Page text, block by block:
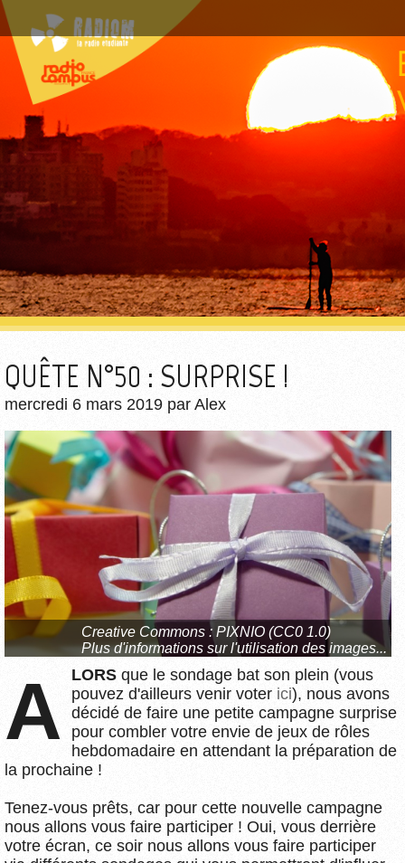
QUÊTE N°50 : SURPRISE !
mercredi 6 mars 2019 par Alex
Creative Commons : PIXNIO (CC0 1.0)
Plus d'informations sur l'utilisation des images...
ALORS que le sondage bat son plein (vous
pouvez d'ailleurs venir voter ici), nous avons
décidé de faire une petite campagne surprise
pour combler votre envie de jeux de rôles
hebdomadaire en attendant la préparation de
la prochaine !
Tenez-vous prêts, car pour cette nouvelle campagne
nous allons vous faire participer ! Oui, vous derrière
votre écran, ce soir nous allons vous faire participer